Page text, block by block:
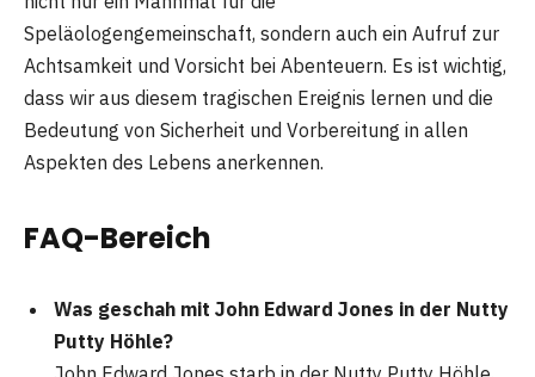
Speläologengemeinschaft, sondern auch ein Aufruf zur
Achtsamkeit und Vorsicht bei Abenteuern. Es ist wichtig,
dass wir aus diesem tragischen Ereignis lernen und die
Bedeutung von Sicherheit und Vorbereitung in allen
Aspekten des Lebens anerkennen.
FAQ-Bereich
Was geschah mit John Edward Jones in der Nutty
Putty Höhle?